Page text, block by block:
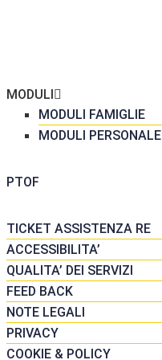
MODULI
MODULI FAMIGLIE
MODULI PERSONALE
PTOF
TICKET ASSISTENZA RE
ACCESSIBILITA’
QUALITA’ DEI SERVIZI
FEED BACK
NOTE LEGALI
PRIVACY
COOKIE & POLICY